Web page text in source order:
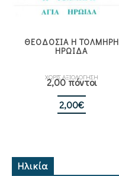
ΘΕΟΔΟΣΙΑ Η ΤΟΛΜΗΡΗ
ΗΡΩΙΔΑ
ΧΩΡΙΣ ΑΞΙΟΛΟΓΗΣΗ
2,00 πόντοι
2,00€
Ηλικία